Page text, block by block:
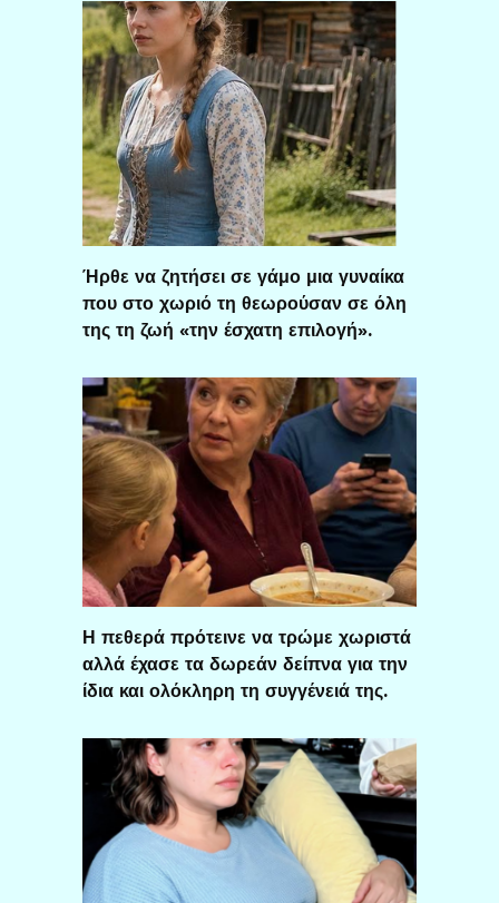
Ήρθε να ζητήσει σε γάμο μια γυναίκα
που στο χωριό τη θεωρούσαν σε όλη
της τη ζωή «την έσχατη επιλογή».
Η πεθερά πρότεινε να τρώμε χωριστά
αλλά έχασε τα δωρεάν δείπνα για την
ίδια και ολόκληρη τη συγγένειά της.